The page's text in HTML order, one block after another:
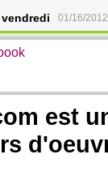
01/16/
est